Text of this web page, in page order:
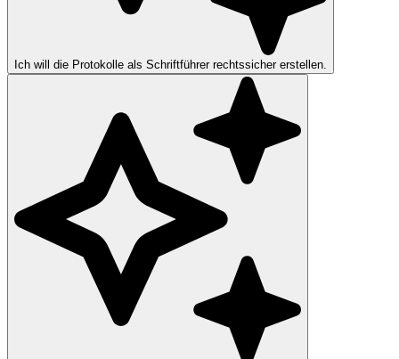
Ich will die Protokolle als Schriftführer rechtssicher erstellen.